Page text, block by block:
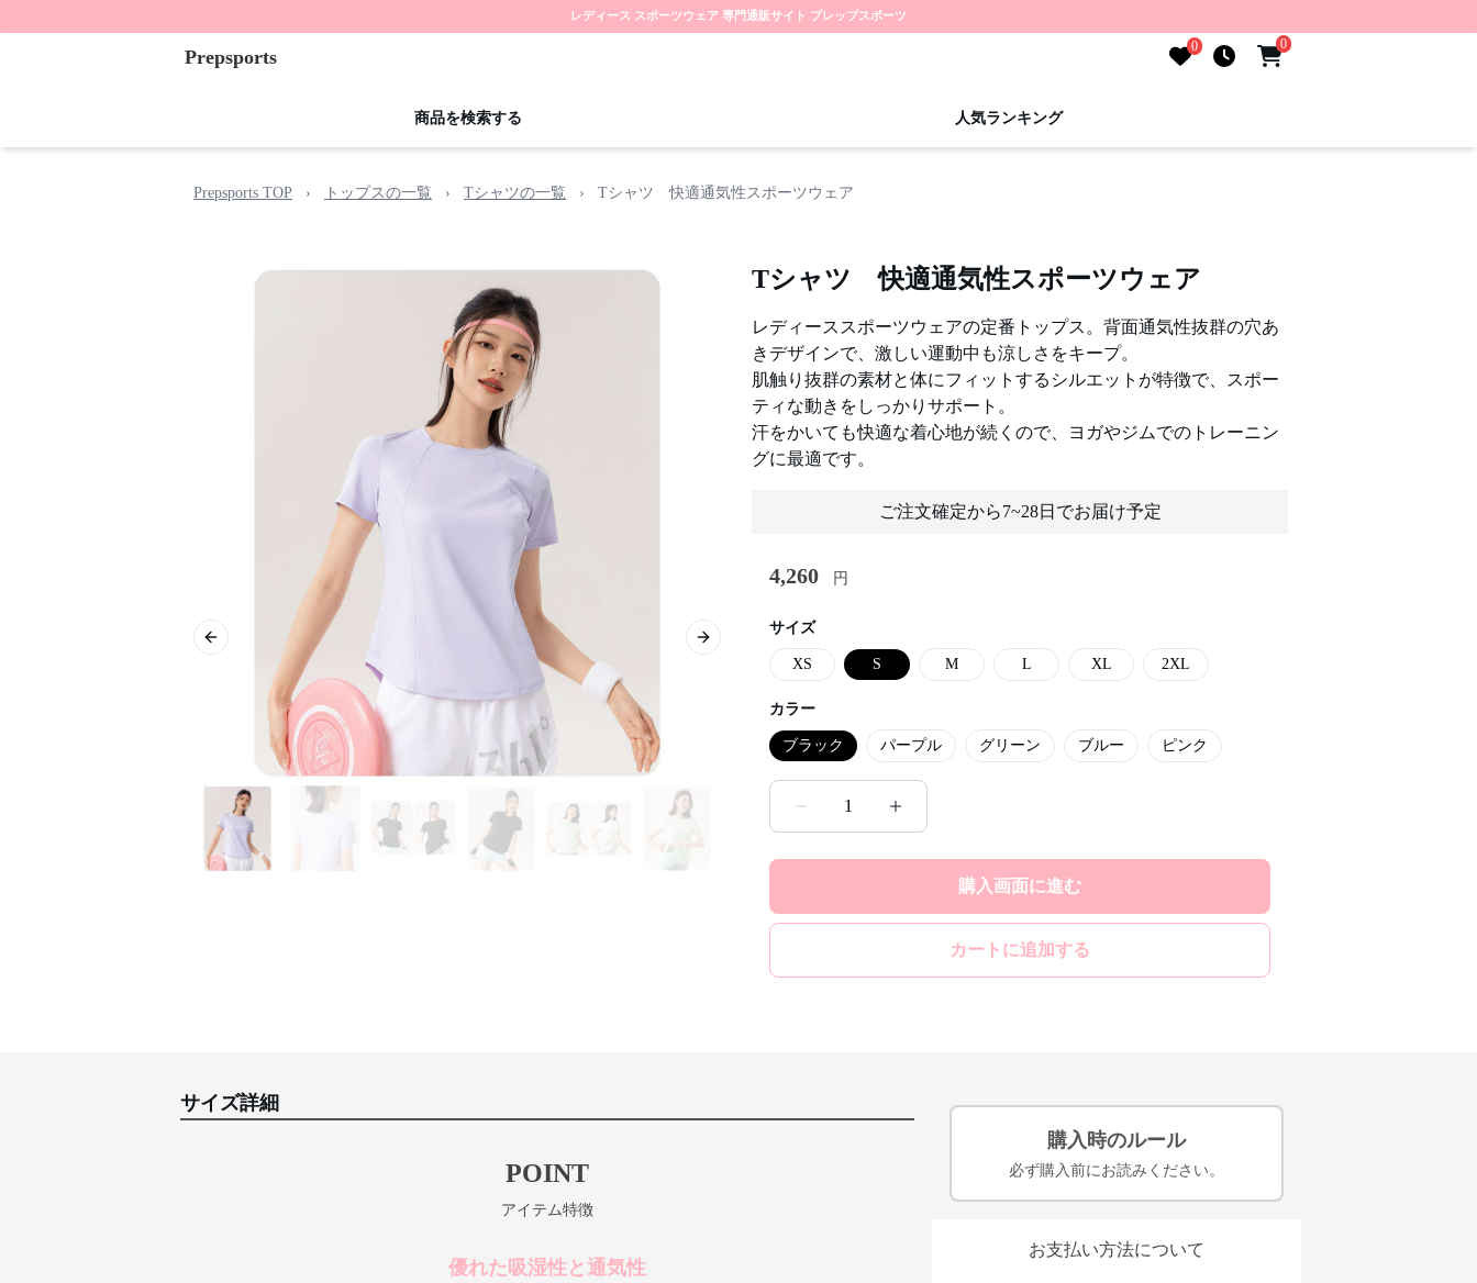
レディース スポーツウェア 専門通販サイト プレップスポーツ
Prepsports 0 0
商品を検索する 人気ランキング
Prepsports TOP › トップスの一覧 › Tシャツの一覧 › Tシャツ 快適通気性スポーツウェア
Previous slide Next slide
Tシャツ 快適通気性スポーツウェア
レディーススポーツウェアの定番トップス。背面通気性抜群の穴あ
きデザインで、激しい運動中も涼しさをキープ。
肌触り抜群の素材と体にフィットするシルエットが特徴で、スポー
ティな動きをしっかりサポート。
汗をかいても快適な着心地が続くので、ヨガやジムでのトレーニン
グに最適です。
ご注文確定から7~28日でお届け予定
4,260 円
サイズ
XS S M L XL 2XL
カラー
ブラック パープル グリーン ブルー ピンク
1
購入画面に進む
カートに追加する
サイズ詳細
POINT
アイテム特徴
優れた吸湿性と通気性
購入時のルール
必ず購入前にお読みください。
お支払い方法について